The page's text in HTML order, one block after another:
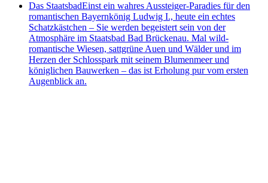
Das StaatsbadEinst ein wahres Aussteiger-Paradies für den
romantischen Bayernkönig Ludwig I., heute ein echtes
Schatzkästchen – Sie werden begeistert sein von der
Atmosphäre im Staatsbad Bad Brückenau. Mal wild-
romantische Wiesen, sattgrüne Auen und Wälder und im
Herzen der Schlosspark mit seinem Blumenmeer und
königlichen Bauwerken – das ist Erholung pur vom ersten
Augenblick an.